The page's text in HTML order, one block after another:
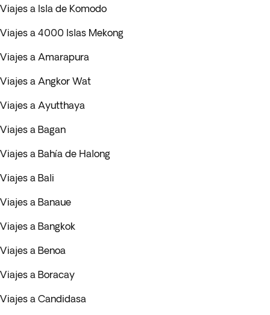
Viajes a Isla de Komodo
Viajes a 4000 Islas Mekong
Viajes a Amarapura
Viajes a Angkor Wat
Viajes a Ayutthaya
Viajes a Bagan
Viajes a Bahía de Halong
Viajes a Bali
Viajes a Banaue
Viajes a Bangkok
Viajes a Benoa
Viajes a Boracay
Viajes a Candidasa